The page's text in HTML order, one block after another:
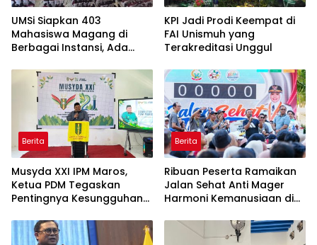
UMSi Siapkan 403
Mahasiswa Magang di
Berbagai Instansi, Ada
Taiwan
KPI Jadi Prodi Keempat di
FAI Unismuh yang
Terakreditasi Unggul
Berita
Musyda XXI IPM Maros,
Ketua PDM Tegaskan
Pentingnya Kesungguhan
Berita
Ribuan Peserta Ramaikan
Jalan Sehat Anti Mager
Harmoni Kemanusiaan di